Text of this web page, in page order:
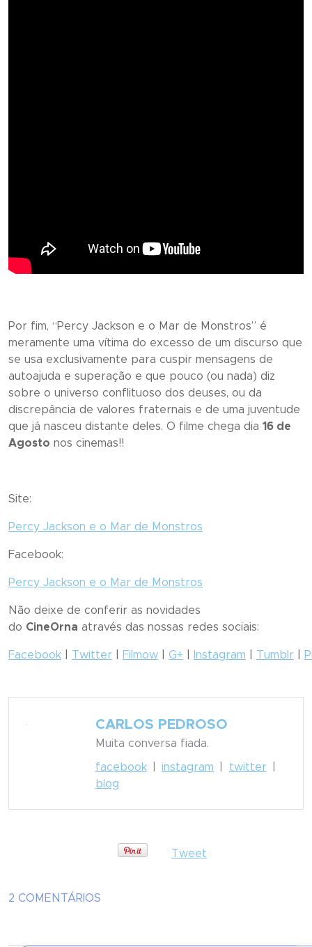
Por fim, “Percy Jackson e o Mar de Monstros” é
meramente uma vítima do excesso de um discurso que
se usa exclusivamente para cuspir mensagens de
autoajuda e superação e que pouco (ou nada) diz
sobre o universo conflituoso dos deuses, ou da
discrepância de valores fraternais e de uma juventude
que já nasceu distante deles. O filme chega dia 16 de
Agosto nos cinemas!!
Site:
Percy Jackson e o Mar de Monstros
Facebook:
Percy Jackson e o Mar de Monstros
Não deixe de conferir as novidades
do CineOrna através das nossas redes sociais:
Facebook Twitter Filmow G+ Instagram Tumblr
CARLOS PEDROSO
Muita conversa fiada.
facebook|instagram twitter|
blog
Tweet
2 COMENTÁRIOS